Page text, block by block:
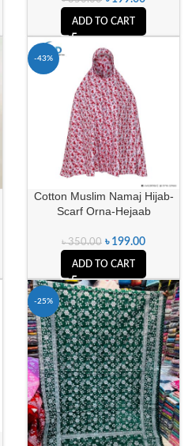
ADD TO CART
-43%
Cotton Muslim Namaj Hijab-
Scarf Orna-Hejaab
৳350.00 ৳ 199.00
ADD TO CART
-25%